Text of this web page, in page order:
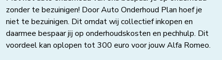
zonder te bezuinigen! Door Auto Onderhoud Plan hoef je
niet te bezuinigen. Dit omdat wij collectief inkopen en
daarmee bespaar jij op onderhoudskosten en pechhulp. Dit
voordeel kan oplopen tot 300 euro voor jouw Alfa Romeo.